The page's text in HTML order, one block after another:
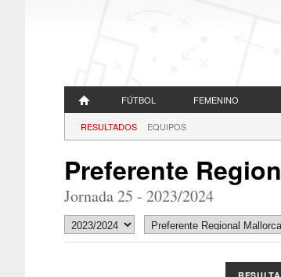
FÚTBOL FEMENINO
RESULTADOS EQUIPOS
Preferente
Jornada 25 - 2023/2024